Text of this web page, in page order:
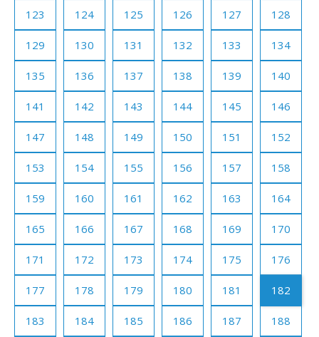
123 124 125 126 127 128
129 130 131 132 133 134
135 136 137 138 139 140
141 142 143 144 145 146
147 148 149 150 151 152
153 154 155 156 157 158
159 160 161 162 163 164
165 166 167 168 169 170
171 172 173 174 175 176
177 178 179 180 181 182
183 184 185 186 187 188